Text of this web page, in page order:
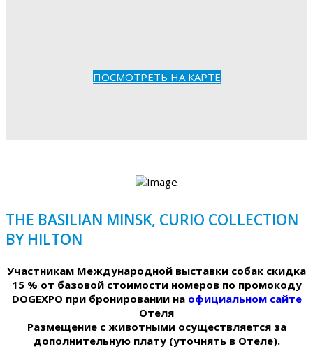
ПОСМОТРЕТЬ НА КАРТЕ
THE BASILIAN MINSK, CURIO COLLECTION
BY HILTON
Участникам Международной выставки собак скидка
15 % от базовой стоимости номеров по промокоду
DOGEXPO при бронировании на официальном сайте
Отеля
Размещение с животными осуществляется за
дополнительную плату (уточнять в Отеле).